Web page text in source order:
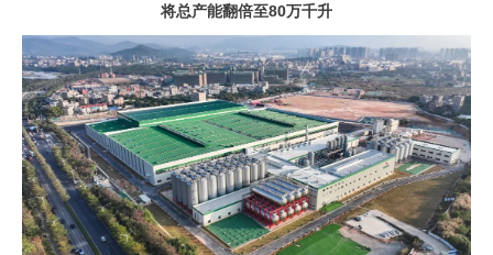
将总产能翻倍至80万千升